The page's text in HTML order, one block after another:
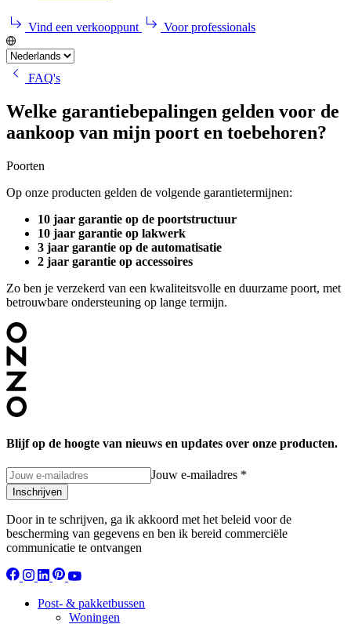
Vind een verkooppunt Voor professionals
FAQ's
Welke garantiebepalingen gelden voor de
aankoop van mijn poort en toebehoren?
Poorten
Op onze producten gelden de volgende garantietermijnen:
10 jaar garantie op de poortstructuur
10 jaar garantie op lakwerk
3 jaar garantie op de automatisatie
2 jaar garantie op accessoires
Zo ben je verzekerd van een kwaliteitsvolle en duurzame poort, met
betrouwbare ondersteuning op lange termijn.
Blijf op de hoogte van nieuws en updates over onze producten.
Jouw e-mailadres *
Inschrijven
Door in te schrijven, ga ik akkoord met het beleid voor de
bescherming van gegevens en ben ik bereid commerciële
communicatie te ontvangen
Post- & pakketbussen
Woningen